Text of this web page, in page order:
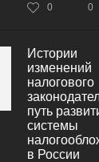
0 0
Истории
изменений
налогового
путь
системы
в России